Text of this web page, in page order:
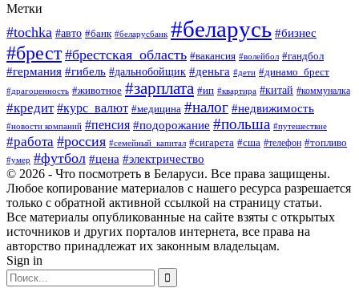
Метки
#tochka #авто #банк #беларусбанк #беларусь #бизнес
#брест #брестская_область #вакансия #волейбол #гандбол
#германия #гибель #дальнобойщик #деньга #дети #динамо_брест
#драгоценность #животное #зарплата #ип #квартира #китай #коммуналка
#кредит #курс_валют #медицина #налог #недвижимость
#новости компаний #пенсия #подорожание #польша #путешествие
#работа #россия #семейный_капитал #сигарета #сша #телефон #топливо
#умер #футбол #цена #электричество
© 2026 - Что посмотреть в Беларуси. Все права защищены.
Любое копирование материалов с нашего ресурса разрешается
только с обратной активной ссылкой на страницу статьи.
Все материалы опубликованные на сайте взяты с открытых
источников и других порталов интернета, все права на
авторство принадлежат их законным владельцам.
Sign in